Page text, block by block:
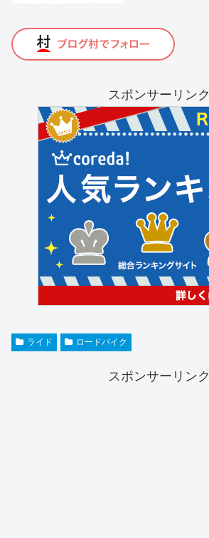
スポンサーリンク
ライド ロードバイク
スポンサーリンク